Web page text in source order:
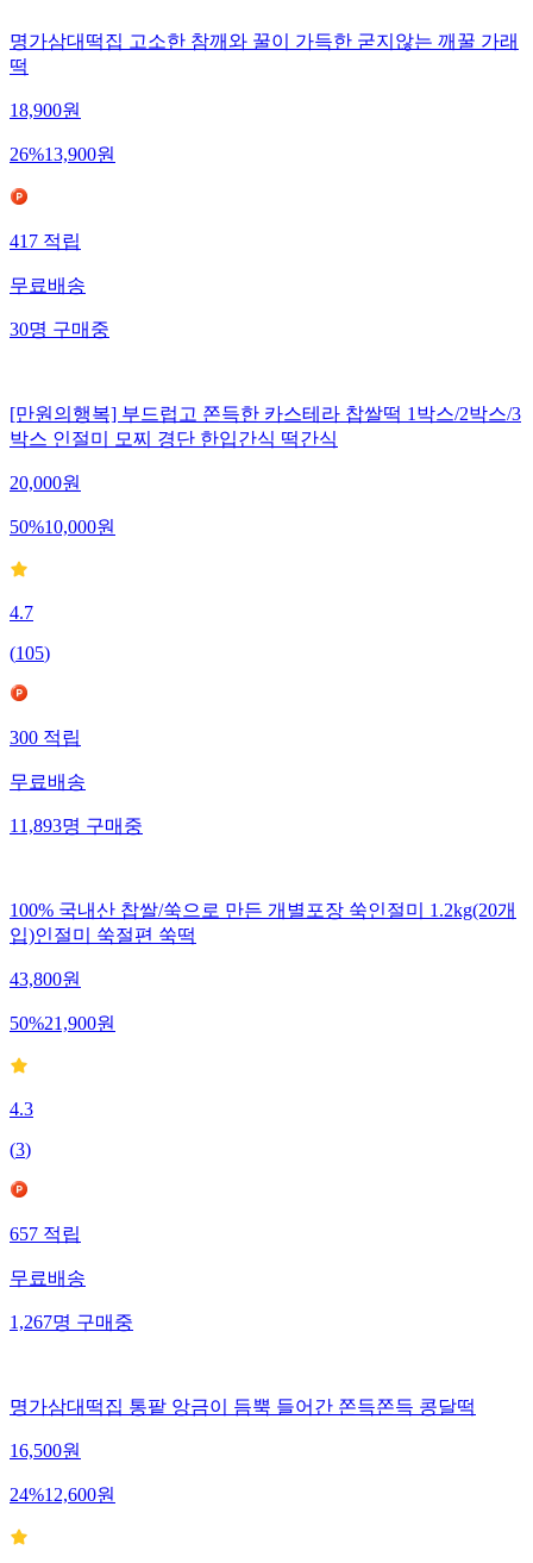
명가삼대떡집 고소한 참깨와 꿀이 가득한 굳지않는 깨꿀 가래
떡
18,900원
26%13,900원
417 적립
무료배송
30명 구매중
[만원의행복] 부드럽고 쫀득한 카스테라 찹쌀떡 1박스/2박스/3
박스 인절미 모찌 경단 한입간식 떡간식
20,000원
50%10,000원
4.7
(105)
300 적립
무료배송
11,893명 구매중
100% 국내산 찹쌀/쑥으로 만든 개별포장 쑥인절미 1.2kg(20개
입)인절미 쑥절편 쑥떡
43,800원
50%21,900원
4.3
(3)
657 적립
무료배송
1,267명 구매중
명가삼대떡집 통팥 앙금이 듬뿍 들어간 쫀득쫀득 콩달떡
16,500원
24%12,600원